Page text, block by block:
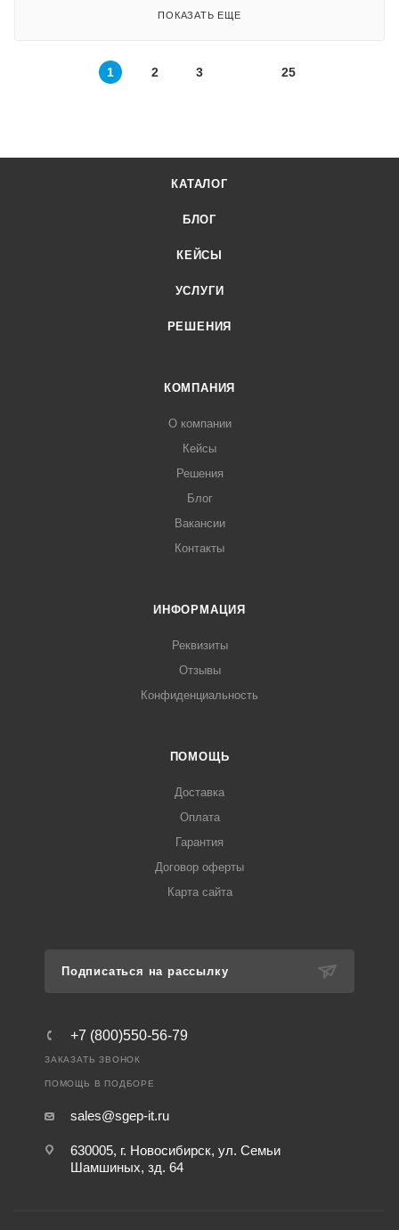
ПОКАЗАТЬ ЕЩЕ
1 2 3 25
КАТАЛОГ
БЛОГ
КЕЙСЫ
УСЛУГИ
РЕШЕНИЯ
КОМПАНИЯ
О компании
Кейсы
Решения
Блог
Вакансии
Контакты
ИНФОРМАЦИЯ
Реквизиты
Отзывы
Конфиденциальность
ПОМОЩЬ
Доставка
Оплата
Гарантия
Договор оферты
Карта сайта
Подписаться на рассылку
+7 (800)550-56-79
ЗАКАЗАТЬ ЗВОНОК
ПОМОЩЬ В ПОДБОРЕ
sales@sgep-it.ru
630005, г. Новосибирск, ул. Семьи
Шамшиных, зд. 64